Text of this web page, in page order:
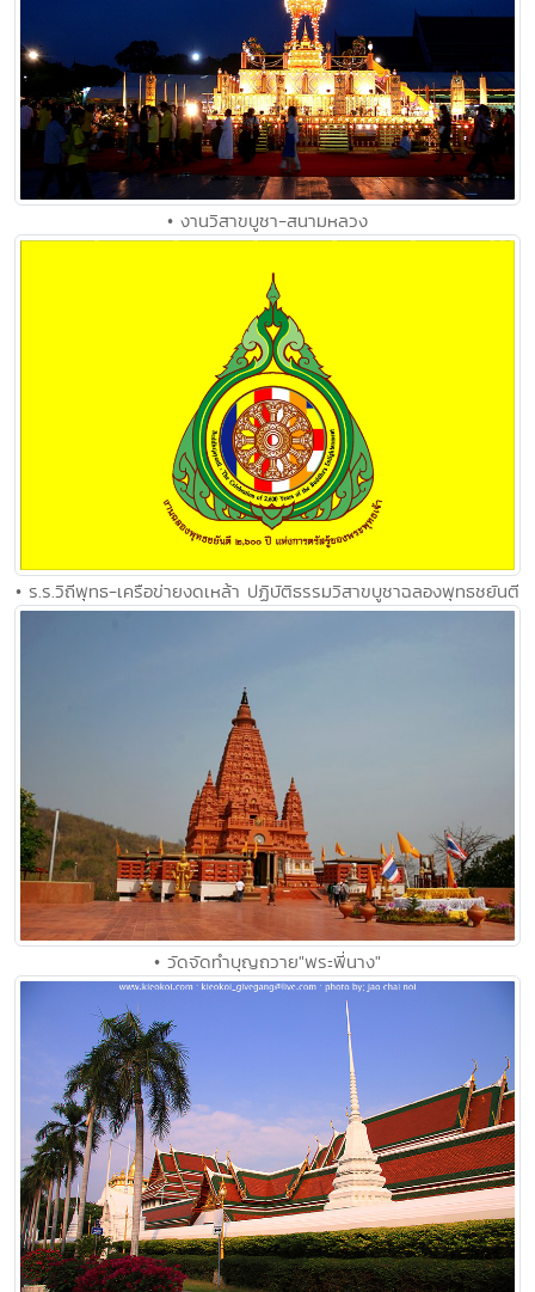
• งานวิสาขบูชา-สนามหลวง
• ร.ร.วิถีพุทธ-เครือข่ายงดเหล้า ปฏิบัติธรรมวิสาขบูชาฉลองพุทธชยันตี
• วัดจัดทำบุญถวาย"พระพี่นาง"